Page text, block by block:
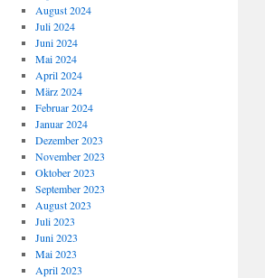
August 2024
Juli 2024
Juni 2024
Mai 2024
April 2024
März 2024
Februar 2024
Januar 2024
Dezember 2023
November 2023
Oktober 2023
September 2023
August 2023
Juli 2023
Juni 2023
Mai 2023
April 2023